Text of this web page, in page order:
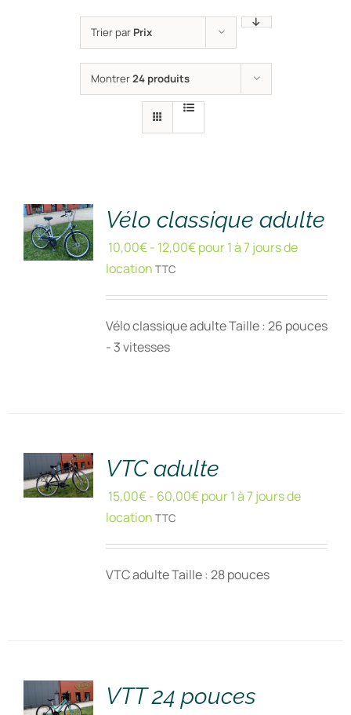
Trier par Prix
Montrer24 produits
Vélo classique adulte
10,00€- 12,00€pour 1 à 7 jours de
location TTC
Vélo classique adulte Taille : 26 pouces
- 3 vitesses
DÉTAILS
VTC adulte
15,00€- 60,00€pour 1 à 7 jours de
location TTC
VTC adulte Taille : 28 pouces
DÉTAILS
VTT 24 pouces